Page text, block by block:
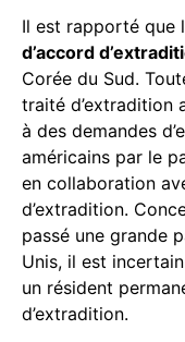
Il est rapporté que
d’accord
Corée du Sud.
traité d’extradition
à des demandes
américains par le
en collaboration
d’extradition.
passé une grande
Unis, il est
un résident
d’extradition.